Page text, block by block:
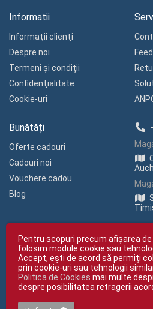
Informatii
Informaţii clienţi
Despre noi
Termeni și condiții
Confidenţialitate
Cookie-uri
Bunătăți
Oferte cadouri
Cadouri noi
Vouchere cadou
Blog
Copyright © giftexpress.ro | Toate drepturile
giftexpress.ro aparține de Fun Design SRL
giftexpress.ro folosește cookie-uri. Prețurile
Pentru scopuri precum afișarea
folosim module cookie sau
Accept, ești de acord să permiți
prin cookie-uri sau tehnologii
Politica de Cookies mai multe
despre posibilitatea retragerii